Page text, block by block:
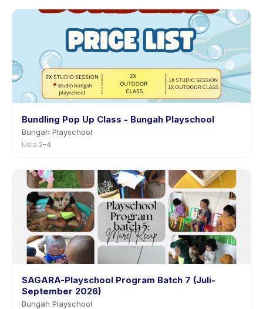
dengan pemberitahuan sebelumnya.
Bundling Pop Up Class - Bungah Playschool
Bungah Playschool
Usia 2–4
SAGARA-Playschool Program Batch 7 (Juli-
September 2026)
Bungah Playschool